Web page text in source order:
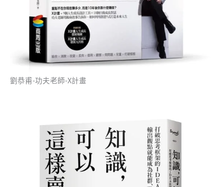
劉恭甫-功夫老師-X計畫